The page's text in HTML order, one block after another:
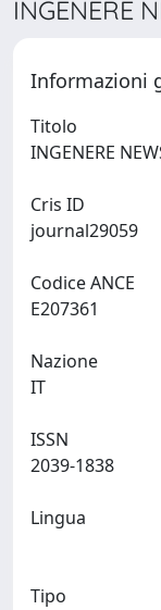
INGENERE
Informazioni
Titolo
Cris ID
Codice ANCE
Nazione
ISSN
Lingua
Tipo